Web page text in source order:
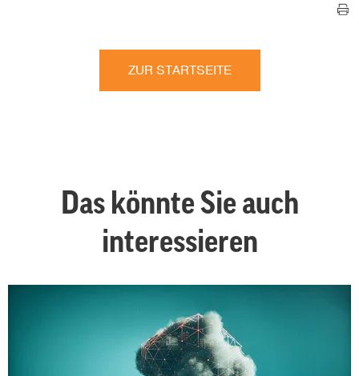
ZUR STARTSEITE
Das könnte Sie auch
interessieren